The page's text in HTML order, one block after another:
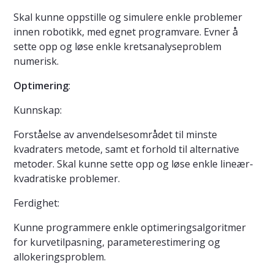
Skal kunne oppstille og simulere enkle problemer
innen robotikk, med egnet programvare. Evner å
sette opp og løse enkle kretsanalyseproblem
numerisk.
Optimering:
Kunnskap:
Forståelse av anvendelsesområdet til minste
kvadraters metode, samt et forhold til alternative
metoder. Skal kunne sette opp og løse enkle lineær-
kvadratiske problemer.
Ferdighet:
Kunne programmere enkle optimeringsalgoritmer
for kurvetilpasning, parameterestimering og
allokeringsproblem.